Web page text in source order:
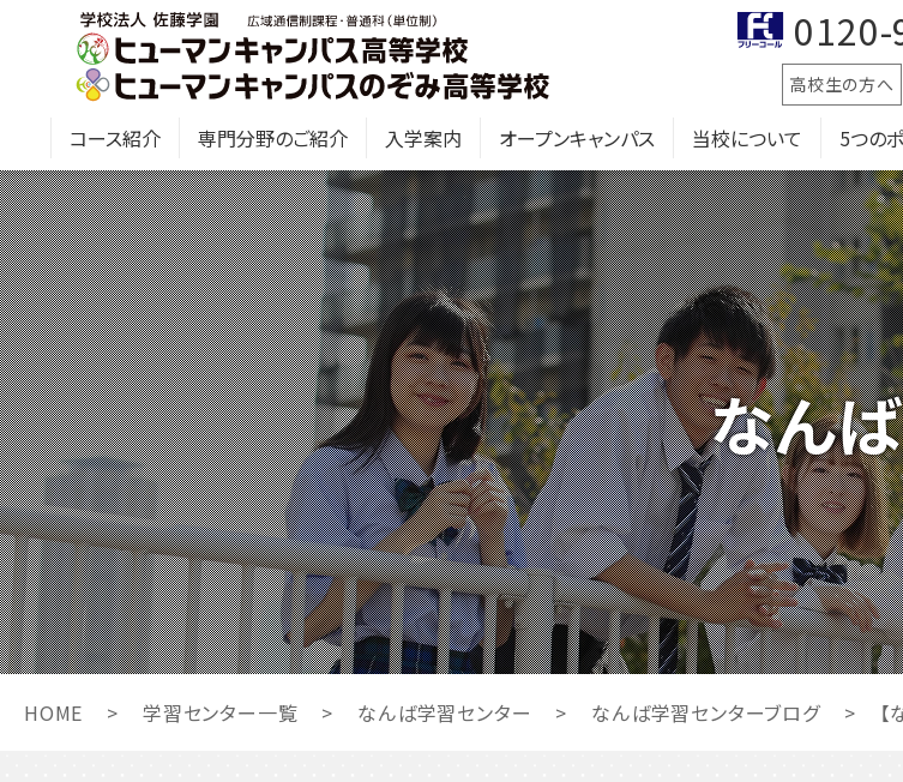
コース紹介 専門分野のご紹介 入学案内 オープンキャンパス 当校について 5つの
高校生の方へ
なんば
HOME > 学習センター一覧 > なんば学習センター > なんば学習センターブログ >